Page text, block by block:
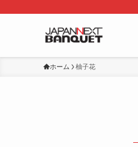
ホーム 柚子花